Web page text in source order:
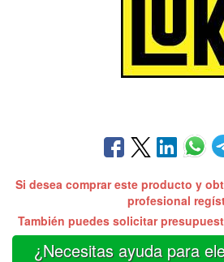
Si desea comprar este producto y
profesional
También puedes solicitar
¿Necesitas ayuda para